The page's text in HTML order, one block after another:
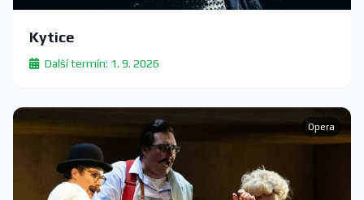
Kytice
Další termín: 1. 9. 2026
Opera